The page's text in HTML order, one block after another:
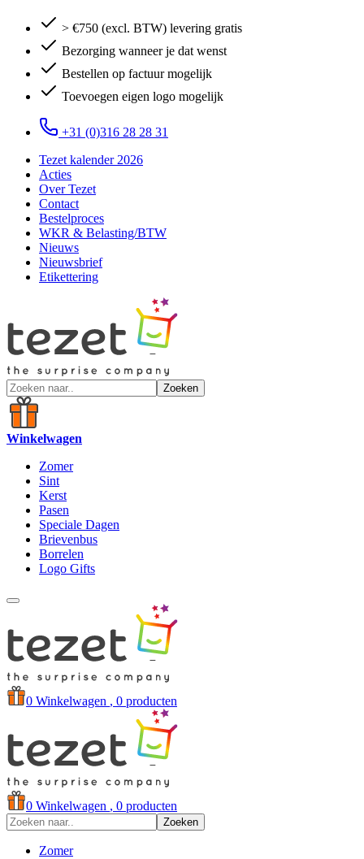
> €750 (excl. BTW) levering gratis
Bezorging wanneer je dat wenst
Bestellen op factuur mogelijk
Toevoegen eigen logo mogelijk
+31 (0)316 28 28 31
Tezet kalender 2026
Acties
Over Tezet
Contact
Bestelproces
WKR & Belasting/BTW
Nieuws
Nieuwsbrief
Etikettering
Zoeken
Winkelwagen
Zomer
Sint
Kerst
Pasen
Speciale Dagen
Brievenbus
Borrelen
Logo Gifts
0 Winkelwagen , 0 producten
0 Winkelwagen , 0 producten
Zoeken
Zomer